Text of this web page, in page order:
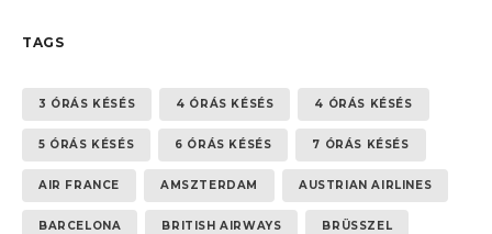
TAGS
3 ÓRÁS KÉSÉS 4 ÓRÁS KÉSÉS 4 ÓRÁS KÉSÉS
5 ÓRÁS KÉSÉS 6 ÓRÁS KÉSÉS 7 ÓRÁS KÉSÉS
AIR FRANCE AMSZTERDAM AUSTRIAN AIRLINES
BARCELONA BRITISH AIRWAYS BRÜSSZEL